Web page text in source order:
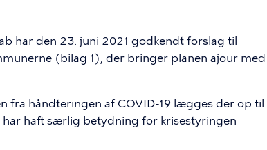
har den 23. juni 2021 godkendt forslag til
(bilag 1), der bringer planen ajour med
fra håndteringen af COVID-19 lægges der op til
haft særlig betydning for krisestyringen